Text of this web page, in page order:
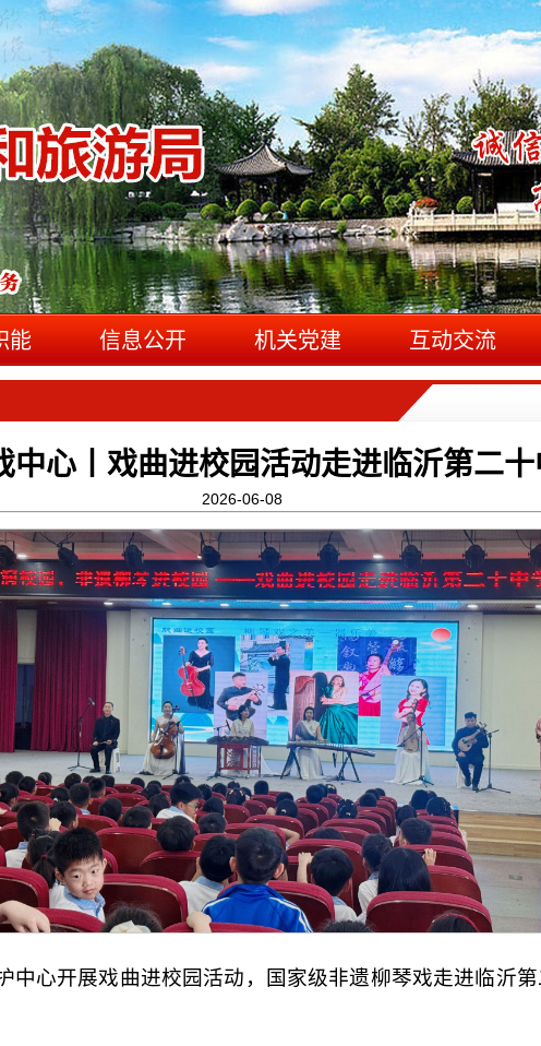
能 信息公开 机关党建 互动交流
中心丨戏曲进校园活动走进临沂第二
2026-06-08
中心开展戏曲进校园活动，国家级非遗柳琴戏走进临沂